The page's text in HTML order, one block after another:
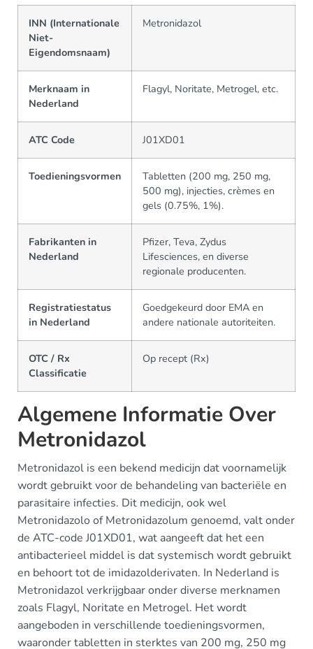
INN (Internationale
Niet-
Eigendomsnaam)
Metronidazol
Merknaam in
Nederland
Flagyl, Noritate, Metrogel, etc.
ATC Code J01XD01
Toedieningsvormen
Tabletten (200 mg, 250 mg,
500 mg), injecties, crèmes en
gels (0.75%, 1%).
Fabrikanten in
Nederland
Pfizer, Teva, Zydus
Lifesciences, en diverse
regionale producenten.
Registratiestatus
in Nederland
Goedgekeurd door EMA en
andere nationale autoriteiten.
OTC / Rx
Classificatie
Op recept (Rx)
Algemene Informatie Over
Metronidazol
Metronidazol is een bekend medicijn dat voornamelijk
wordt gebruikt voor de behandeling van bacteriële en
parasitaire infecties. Dit medicijn, ook wel
Metronidazolo of Metronidazolum genoemd, valt onder
de ATC-code J01XD01, wat aangeeft dat het een
antibacterieel middel is dat systemisch wordt gebruikt
en behoort tot de imidazolderivaten. In Nederland is
Metronidazol verkrijgbaar onder diverse merknamen
zoals Flagyl, Noritate en Metrogel. Het wordt
aangeboden in verschillende toedieningsvormen,
waaronder tabletten in sterktes van 200 mg, 250 mg